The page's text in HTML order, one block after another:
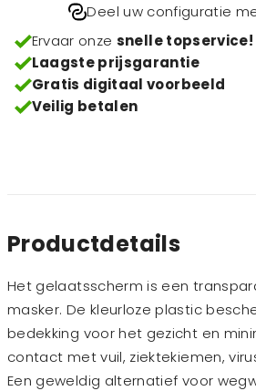
Deel uw configuratie
Ervaar onze snelle topservice!
Laagste prijsgarantie
Gratis digitaal voorbeeld
Veilig betalen
Productdetails
Het gelaatsscherm is een
masker. De kleurloze plastic
bedekking voor het gezicht en
contact met vuil, ziektekiemen,
Een geweldig alternatief voor